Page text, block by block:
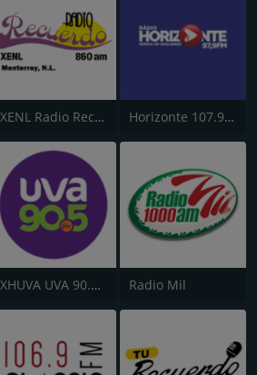
XENL Radio Recuerdo Horizonte 107.9 FM
XHUVA UVA 90.5 FM Radio Mil